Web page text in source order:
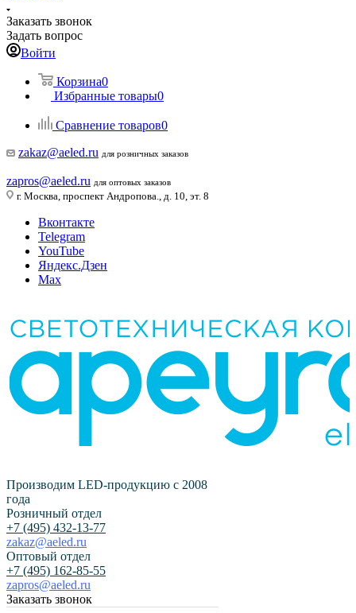
Заказать звонок
Задать вопрос
Войти
Корзина0
Избранные товары0
Сравнение товаров0
zakaz@aeled.ru для розничных заказов
zapros@aeled.ru для оптовых заказов
г. Москва, проспект Андропова., д. 10, эт. 8
Вконтакте
Telegram
YouTube
Яндекс.Дзен
Max
Производим LED-продукцию с 2008
года
Розничный отдел
+7 (495) 432-13-77
zakaz@aeled.ru
Оптовый отдел
+7 (495) 162-85-55
zapros@aeled.ru
Заказать звонок